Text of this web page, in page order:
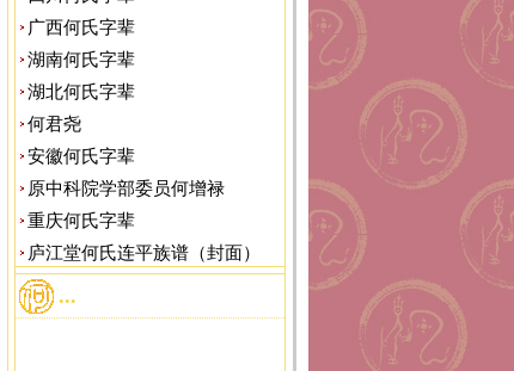
广西何氏字辈
湖南何氏字辈
湖北何氏字辈
何君尧
安徽何氏字辈
原中科院学部委员何增禄
重庆何氏字辈
庐江堂何氏连平族谱（封面）
...